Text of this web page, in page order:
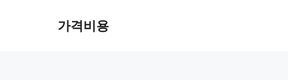
가격비용